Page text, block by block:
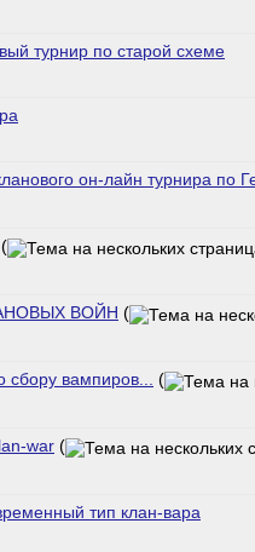
турнир по старой схеме
он-лайн турнира по
(
ВОЙН (
вампиров... (
war (
тип клан-вара